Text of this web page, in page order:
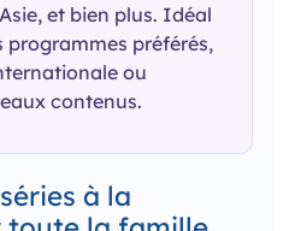
et bien plus. Idéal
programmes préférés,
ou
contenus.
à la